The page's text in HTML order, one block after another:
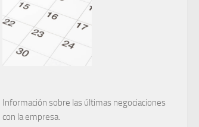
Información sobre las últimas negociaciones
con la empresa.